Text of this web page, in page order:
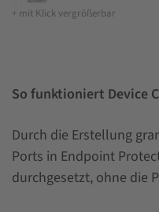
+ mit Klick vergrößerbar
So funktioniert Device
Durch die Erstellung
Ports in Endpoint
durchgesetzt, ohne die